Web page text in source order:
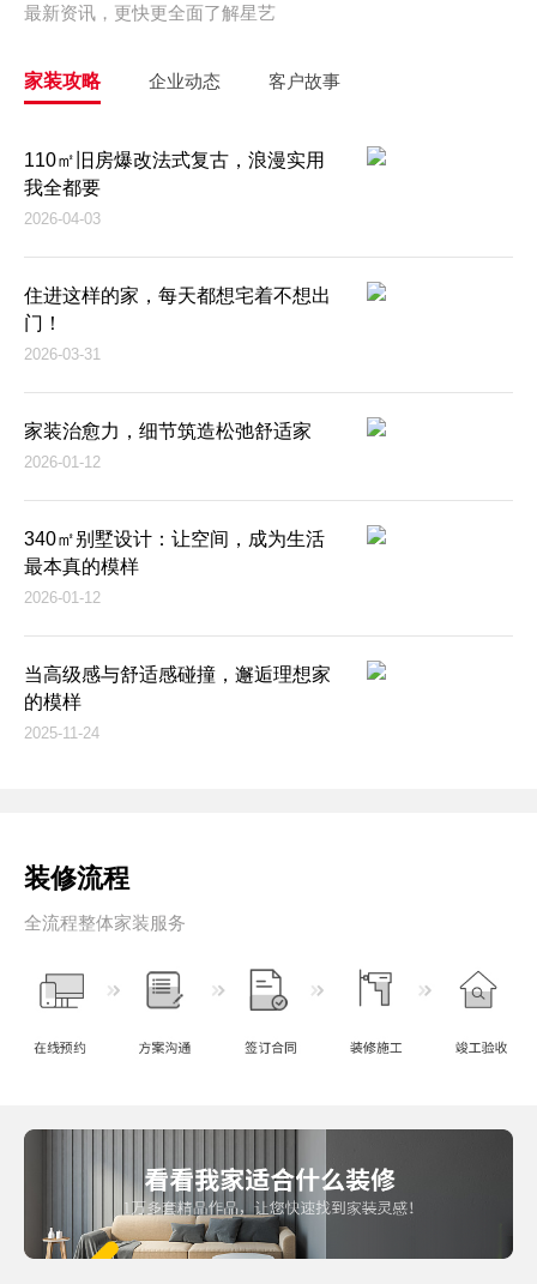
最新资讯，更快更全面了解星艺
家装攻略 企业动态 客户故事
110㎡旧房爆改法式复古，浪漫实用
我全都要
2026-04-03
住进这样的家，每天都想宅着不想出
门！
2026-03-31
家装治愈力，细节筑造松弛舒适家
2026-01-12
340㎡别墅设计：让空间，成为生活
最本真的模样
2026-01-12
当高级感与舒适感碰撞，邂逅理想家
的模样
2025-11-24
装修流程
全流程整体家装服务